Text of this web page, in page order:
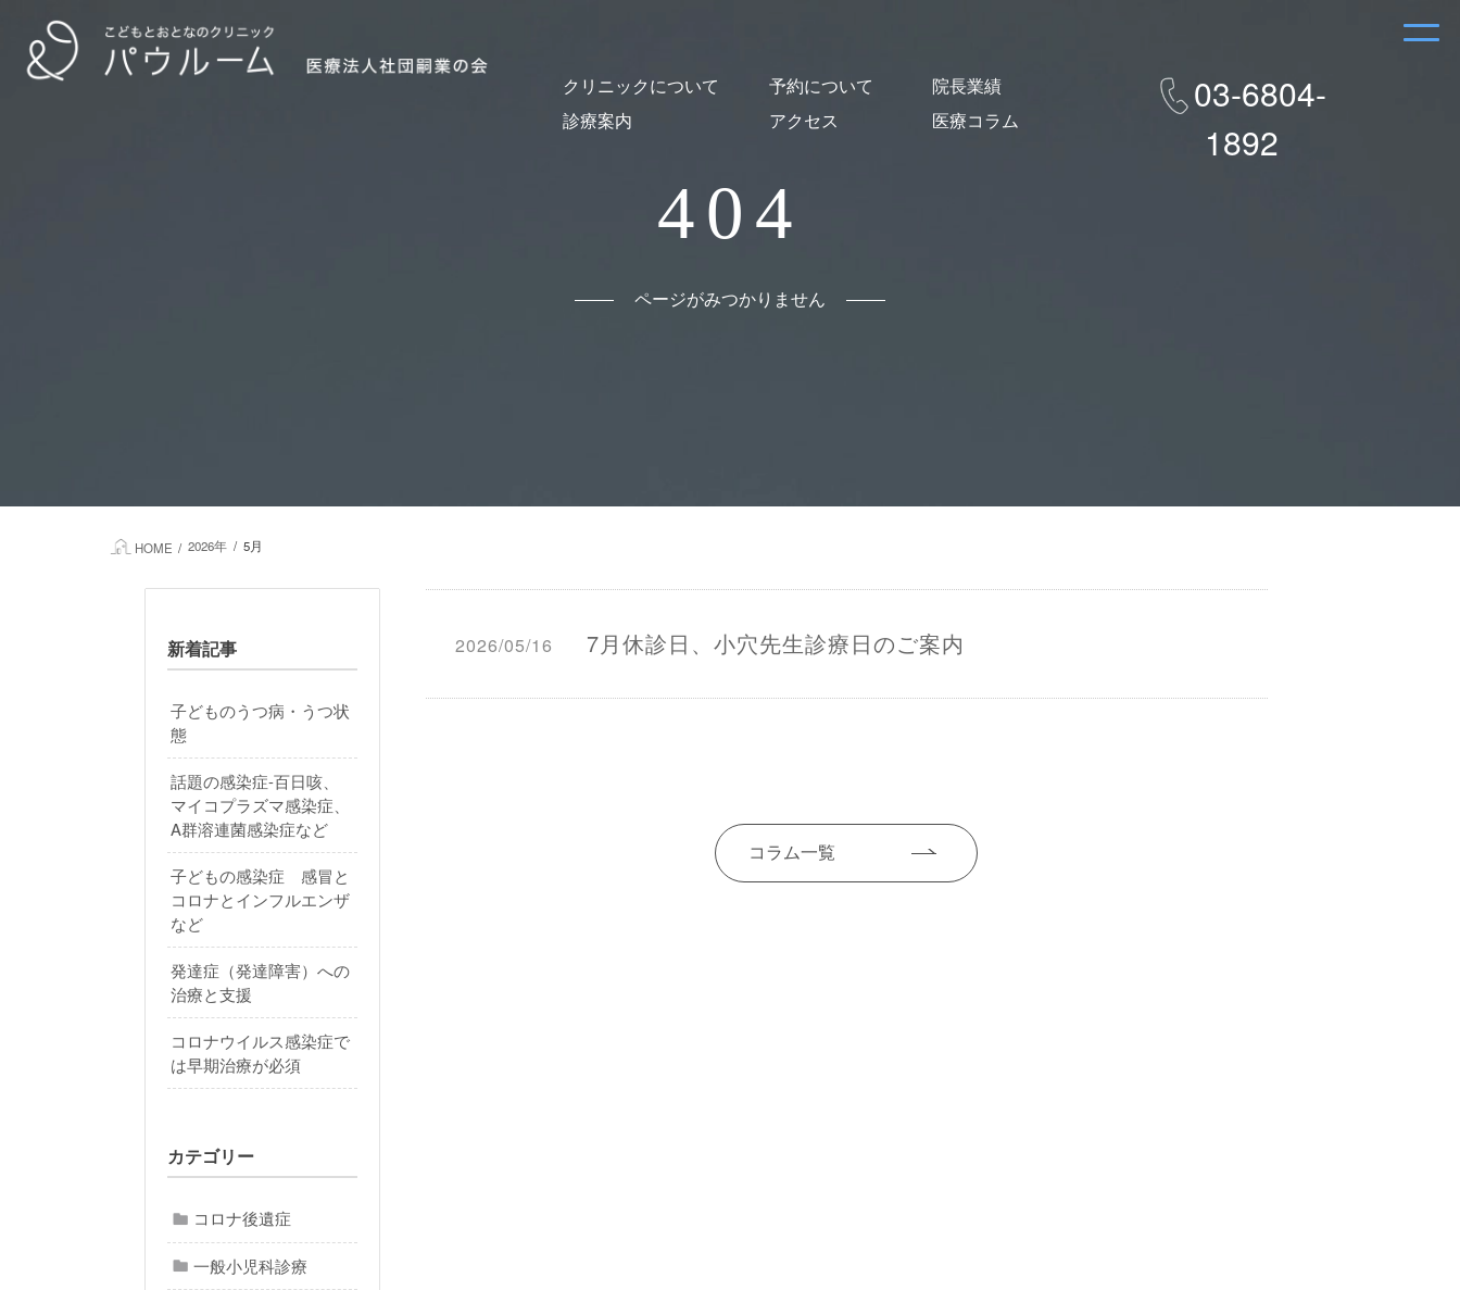
クリニックについて
クリニック概要
医師紹介・スタッフ紹介
オンライン診療について
施設紹介
貸し出し図書について
診療案内
予約について
はじめての方
予約・Web問診
アクセス
院長業績
医療コラム
03-6804-
1892
404
ページがみつかりません
HOME 2026年 5月
新着記事
子どものうつ病・うつ状
態
話題の感染症-百日咳、
マイコプラズマ感染症、
A群溶連菌感染症など
子どもの感染症 感冒と
コロナとインフルエンザ
など
発達症（発達障害）への
治療と支援
コロナウイルス感染症で
は早期治療が必須
カテゴリー
コロナ後遺症
一般小児科診療
2026/05/16 7月休診日、小穴先生診療日のご案内
コラム一覧